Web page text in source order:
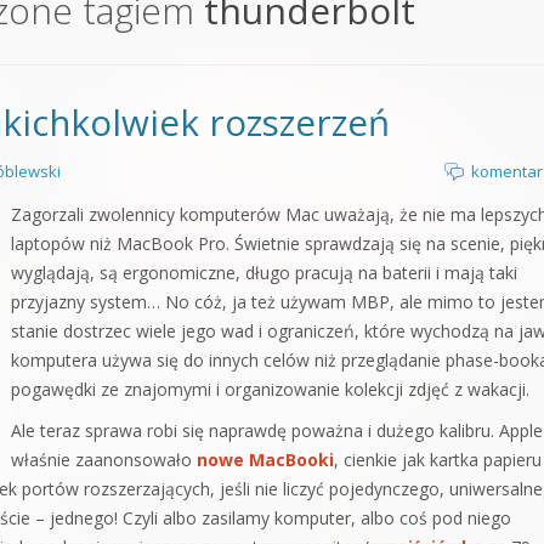
od podstaw
Kompendium
tagiem thunderbolt
rozszerzeń
Zagorzali zwolennicy komputerów Mac uważają, że nie ma
laptopów niż MacBook Pro. Świetnie sprawdzają się na scenie,
wyglądają, są ergonomiczne, długo pracują na baterii i mają taki
przyjazny system… No cóż, ja też używam MBP, ale mimo to
stanie dostrzec wiele jego wad i ograniczeń, które wychodzą na
komputera używa się do innych celów niż przeglądanie phase-
pogawędki ze znajomymi i organizowanie kolekcji zdjęć z wakacji.
Ale teraz sprawa robi się naprawdę poważna i dużego kalibru. Apple
właśnie zaanonsowało nowe MacBooki, cienkie jak kartka papieru
portów rozszerzających, jeśli nie liczyć pojedynczego,
– jednego! Czyli albo zasilamy komputer, albo coś pod niego